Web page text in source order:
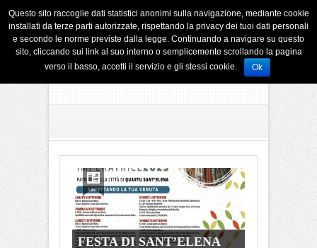
Questo sito raccoglie dati statistici anonimi sulla navigazione, mediante cookie
installati da terze parti autorizzate, rispettando la privacy dei tuoi dati personali
e secondo le norme previste dalla legge. Continuando a navigare su questo
sito, cliccando sui link al suo interno o semplicemente scrollando la pagina
verso il basso, accetti il servizio e gli stessi cookie.
Ok